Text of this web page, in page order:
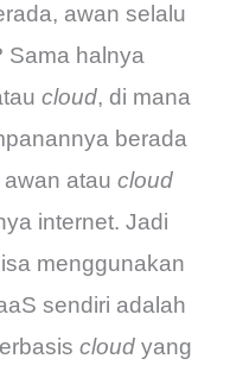
awan selalu
Sama halnya
cloud, di mana
berada
awan ataucloud
internet. Jadi
menggunakan
sendiri adalah
cloud yang